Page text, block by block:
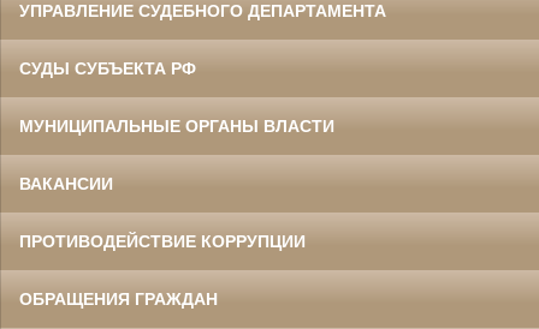
УПРАВЛЕНИЕ СУДЕБНОГО ДЕПАРТАМЕНТА
СУДЫ СУБЪЕКТА РФ
МУНИЦИПАЛЬНЫЕ ОРГАНЫ ВЛАСТИ
ВАКАНСИИ
ПРОТИВОДЕЙСТВИЕ КОРРУПЦИИ
ОБРАЩЕНИЯ ГРАЖДАН